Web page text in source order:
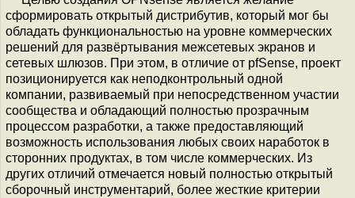
сформировать открытый дистрибутив, который мог бы
обладать функциональностью на уровне коммерческих
решений для развёртывания межсетевых экранов и
сетевых шлюзов. При этом, в отличие от pfSense, проект
позиционируется как неподконтрольный одной
компании, развиваемый при непосредственном участии
сообщества и обладающий полностью прозрачным
процессом разработки, а также предоставляющий
возможность использования любых своих наработок в
сторонних продуктах, в том числе коммерческих. Из
других отличий отмечается новый полностью открытый
сборочный инструментарий, более жесткие критерии